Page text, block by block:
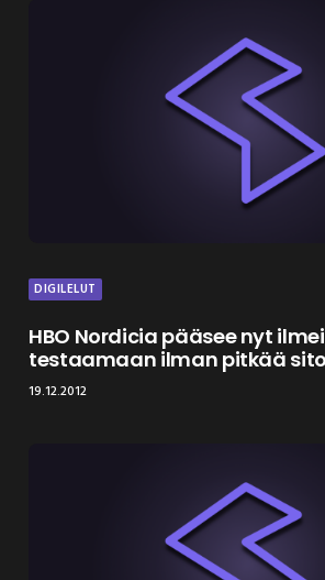
DIGILELUT
HBO Nordicia pääsee nyt
testaamaan ilman pitkää
19.12.2012